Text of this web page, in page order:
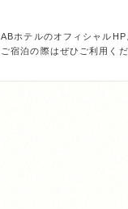
ABホテルのオフィシャルHP
ご宿泊の際はぜひご利用くだ